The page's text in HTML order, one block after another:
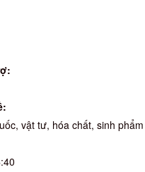
vật tư, hóa chất, sinh phẩm